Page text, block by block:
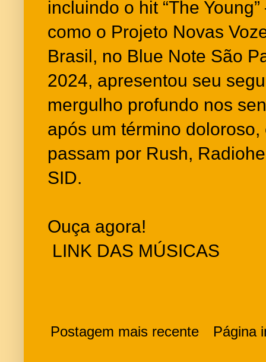
incluindo o hit “The
como o Projeto Novas
Brasil, no Blue Note São
2024, apresentou seu
mergulho profundo nos
após um término
passam por Rush,
SID.
Ouça agora!
LINK DAS MÚSICAS
Postagem mais recente Página